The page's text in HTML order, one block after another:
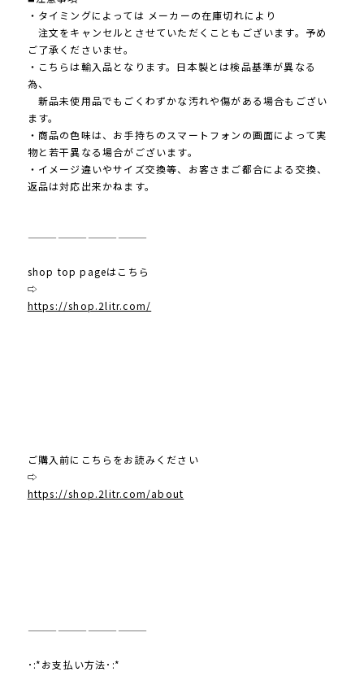
・タイミングによっては メーカーの在庫切れにより
注文をキャンセルとさせていただくこともございます。予め
ご了承くださいませ。
・こちらは輸入品となります。日本製とは検品基準が異なる
為、
新品未使用品でもごくわずかな汚れや傷がある場合もござい
ます。
・商品の色味は、お手持ちのスマートフォンの画面によって実
物と若干異なる場合がございます。
・イメージ違いやサイズ交換等、お客さまご都合による交換、
返品は対応出来かねます。
————————————
shop top pageはこちら
⇨
https://shop.2litr.com/
ご購入前にこちらをお読みください
⇨
https://shop.2litr.com/about
————————————
･:*お支払い方法･:*